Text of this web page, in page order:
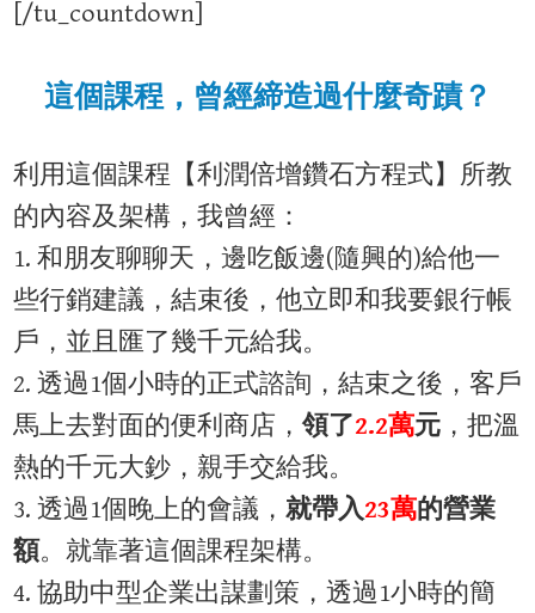
[/tu_countdown]
這個課程，曾經締造過什麼奇蹟？​
利用這個課程【利潤倍增鑽石方程式】所教
的內容及架構，我曾經：
1. 和朋友聊聊天，邊吃飯邊​(隨興的)給他一
些行銷建議，結束後，他立即和我要銀行帳
戶，並且匯了幾千元給我。
2. 透過1個小時的正式諮詢，結束之後，客戶
馬上去對面的便利商店，領了2.2萬元 ，把溫
熱的千元大鈔，親手交給我。
3. 透過1個晚上的會議， 就帶入23萬的營業
額。就靠著這個課程架構。
4. 協助中型企業出謀劃策，透過1小時的簡